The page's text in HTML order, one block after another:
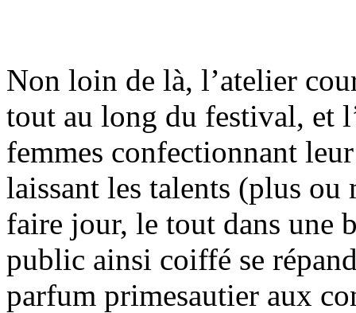
Non loin de là, l’atelier
tout au long du festival, et
femmes confectionnant
laissant les talents (plus ou
faire jour, le tout dans une
public ainsi coiffé se
parfum primesautier aux